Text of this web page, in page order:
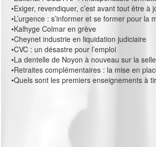
•Exiger, revendiquer, c’est avant tout être à
•L’urgence : s’informer et se former pour la
•Kalhyge Colmar en grève
•Cheynet industrie en liquidation judiciaire
•CVC : un désastre pour l’emploi
•La dentelle de Noyon à nouveau sur la
•Retraites complémentaires : la mise en
•Quels sont les premiers enseignements à